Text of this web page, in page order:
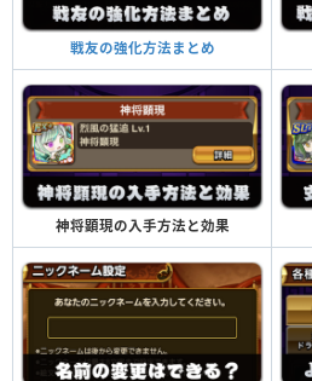
戦友の強化方法まとめ
神将顕現の入手方法と効果